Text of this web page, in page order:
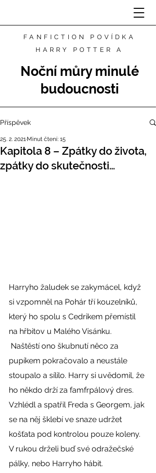
Noční můry minulé
budoucnosti
FANFICTION POVÍDKA
HARRY POTTER A
Příspěvek
Kapitola 8 – Zpátky do života,
zpátky do skutečnosti…
25. 2. 2021 Minut čtení: 15
Harryho žaludek se zakymácel, když
si vzpomněl na Pohár tří kouzelníků,
který ho spolu s Cedrikem přemístil
na hřbitov u Malého Visánku.
pupíkem pokračovalo a neustále
stoupalo a sílilo. Harry si uvědomil, že
ho někdo drží za famfrpálový dres.
Vzhlédl a spatřil Freda s Georgem, jak
se na něj šklebí ve snaze udržet
košťata pod kontrolou pouze koleny.
V rukou drželi buď své odražečské
pálky, nebo Harryho hábit.